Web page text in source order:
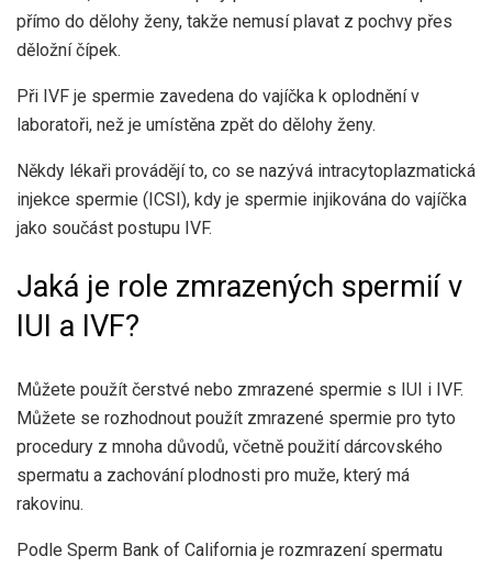
přímo do dělohy ženy, takže nemusí plavat z pochvy přes
děložní čípek.
Při IVF je spermie zavedena do vajíčka k oplodnění v
laboratoři, než je umístěna zpět do dělohy ženy.
Někdy lékaři provádějí to, co se nazývá intracytoplazmatická
injekce spermie (ICSI), kdy je spermie injikována do vajíčka
jako součást postupu IVF.
Jaká je role zmrazených spermií v
IUI a IVF?
Můžete použít čerstvé nebo zmrazené spermie s IUI i IVF.
Můžete se rozhodnout použít zmrazené spermie pro tyto
procedury z mnoha důvodů, včetně použití dárcovského
spermatu a zachování plodnosti pro muže, který má
rakovinu.
Podle Sperm Bank of California je rozmrazení spermatu